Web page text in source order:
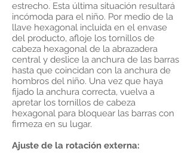
estrecho. Esta última situación resultará
incómoda para el niño. Por medio de la
llave hexagonal incluida en el envase
del producto, afloje los tornillos de
cabeza hexagonal de la abrazadera
central y deslice la anchura de las barras
hasta que coincidan con la anchura de
hombros del niño. Una vez que haya
fijado la anchura correcta, vuelva a
apretar los tornillos de cabeza
hexagonal para bloquear las barras con
firmeza en su lugar.
Ajuste de la rotación externa: